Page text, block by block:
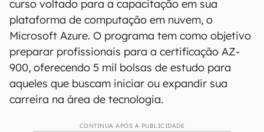
curso voltado para a capacitação em sua
plataforma de computação em nuvem, o
Microsoft Azure. O programa tem como objetivo
preparar profissionais para a certificação AZ-
900, oferecendo 5 mil bolsas de estudo para
aqueles que buscam iniciar ou expandir sua
carreira na área de tecnologia.
CONTINUA APÓS A PUBLICIDADE